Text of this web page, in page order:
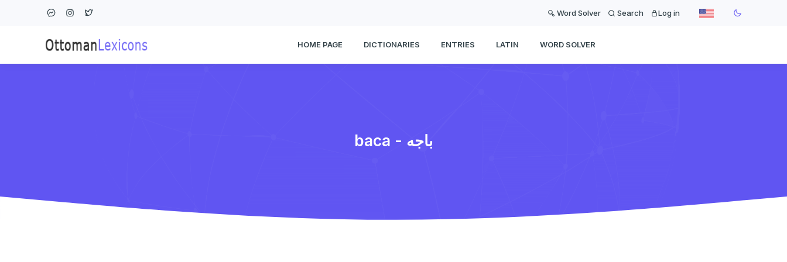
Word Solver Search Log in
HOME PAGE DICTIONARIES ENTRIES LATIN WORD SOLVER
baca - باجه